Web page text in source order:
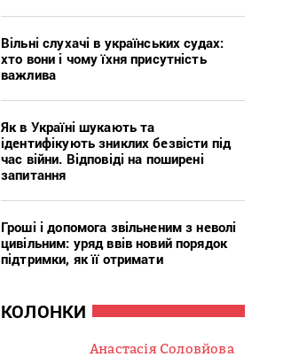
Вільні слухачі в українських судах:
хто вони і чому їхня присутність
важлива
Як в Україні шукають та
ідентифікують зниклих безвісти під
час війни. Відповіді на поширені
запитання
Гроші і допомога звільненим з неволі
цивільним: уряд ввів новий порядок
підтримки, як її отримати
КОЛОНКИ
Анастасія Соловйова